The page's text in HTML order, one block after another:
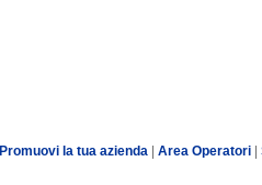
Promuovi la tua azienda Area Operatori